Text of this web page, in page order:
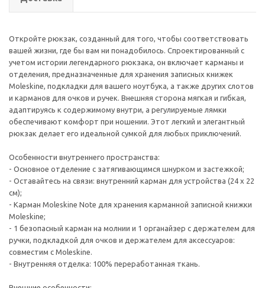
Откройте рюкзак, созданный для того, чтобы соответствовать
вашей жизни, где бы вам ни понадобилось. Спроектированный с
учетом истории легендарного рюкзака, он включает карманы и
отделения, предназначенные для хранения записных книжек
Moleskine, подкладки для вашего ноутбука, а также других слотов
и карманов для очков и ручек. Внешняя сторона мягкая и гибкая,
адаптируясь к содержимому внутри, а регулируемые лямки
обеспечивают комфорт при ношении. Этот легкий и элегантный
рюкзак делает его идеальной сумкой для любых приключений.
Особенности внутреннего пространства:
- Основное отделение с затягивающимся шнурком и застежкой;
- Оставайтесь на связи: внутренний карман для устройства (24 x 22
см);
- Карман Moleskine Note для хранения карманной записной книжки
Moleskine;
- 1 безопасный карман на молнии и 1 органайзер с держателем для
ручки, подкладкой для очков и держателем для аксессуаров:
совместим с Moleskine.
- Внутренняя отделка: 100% переработанная ткань.